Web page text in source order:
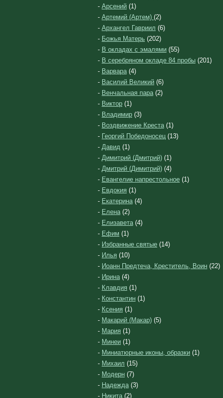
- Арсений (1)
- Артемий (Артем) (2)
- Архангел Гавриил (6)
- Божья Матерь (202)
- В окладах с эмалями (55)
- В серебряном окладе 84 пробы (201)
- Варвара(4)
- Василий Великий (6)
- Венчальная пара(2)
- Виктор (1)
- Владимир (3)
- Воздвижение Креста(1)
- Георгий Победоносец (13)
- Давид (1)
- Димитрий (Дмитрий) (1)
- Дмитрий (Димитрий) (4)
- Евангелие напрестольное (1)
- Евдокия (1)
- Екатерина(4)
- Елена(2)
- Елизавета(4)
- Ефим (1)
- Избранные святые (14)
- Илья (10)
- Иоанн Предтеча, Креститель, Воин (22)
- Ирина(4)
- Клавдия (1)
- Константин (1)
- Ксения (1)
- Макарий (Макар) (5)
- Мария (1)
- Минеи (1)
- Миниатюрные иконы, образки (1)
- Михаил (15)
- Модерн (7)
- Надежда(3)
- Никита(2)